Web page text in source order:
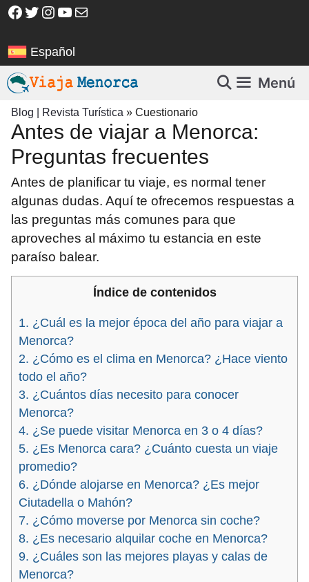
Saltar
Facebook
Twitter
Instagram
YouTube
Correo electrónico
Español
Menú
Blog | Revista Turística » Cuestionario
Antes de viajar a Menorca:
Preguntas frecuentes
Antes de planificar tu viaje, es normal tener
algunas dudas. Aquí te ofrecemos respuestas a
las preguntas más comunes para que
aproveches al máximo tu estancia en este
paraíso balear.
Índice de contenidos
1. ¿Cuál es la mejor época del año para viajar a
Menorca?
2. ¿Cómo es el clima en Menorca? ¿Hace viento
todo el año?
3. ¿Cuántos días necesito para conocer
Menorca?
4. ¿Se puede visitar Menorca en 3 o 4 días?
5. ¿Es Menorca cara? ¿Cuánto cuesta un viaje
promedio?
6. ¿Dónde alojarse en Menorca? ¿Es mejor
Ciutadella o Mahón?
7. ¿Cómo moverse por Menorca sin coche?
8. ¿Es necesario alquilar coche en Menorca?
9. ¿Cuáles son las mejores playas y calas de
Menorca?